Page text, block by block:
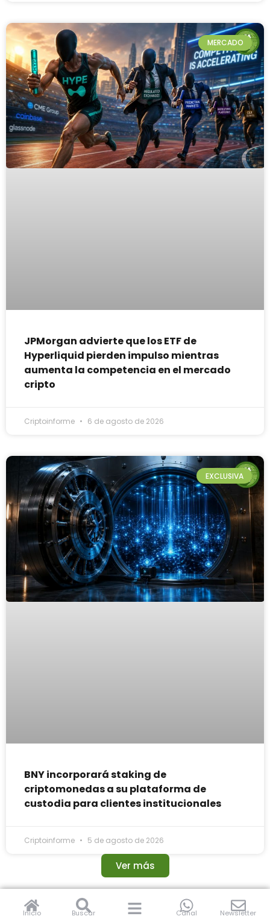
Inicio Buscar Canal Newsletter
MERCADO
JPMorgan advierte que los ETF de
Hyperliquid pierden impulso mientras
aumenta la competencia en el mercado
cripto
Criptoinforme 6 de agosto de 2026
EXCLUSIVA
BNY incorporará staking de
criptomonedas a su plataforma de
custodia para clientes institucionales
Criptoinforme 5 de agosto de 2026
Ver más